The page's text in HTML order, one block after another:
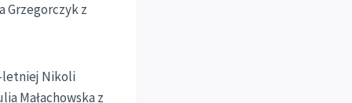
Grzegorczyk z
letniej Nikoli
Małachowska z